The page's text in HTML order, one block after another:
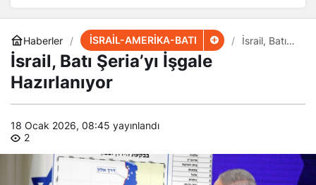
Haberler İSRAİL-AMERİKA-BATI
İsrail, Batı
İsrail, Batı Şeria’yı İşgale
Hazırlanıyor
18 Ocak 2026, 08:45 yayınlandı
2